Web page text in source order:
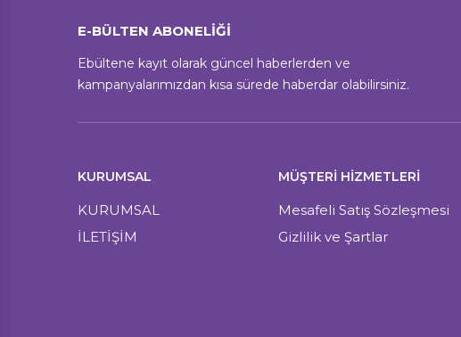
E-BÜLTEN ABONELİĞİ
Ebültene kayıt olarak güncel haberlerden ve
kampanyalarımızdan kısa sürede haberdar olabilirsiniz.
KURUMSAL
KURUMSAL
İLETİŞİM
MÜŞTERI HIZMETLERI
Mesafeli Satış Sözleşmesi
Gizlilik ve Şartlar